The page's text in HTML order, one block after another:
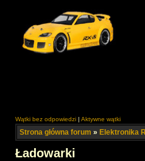
Wątki bez odpowiedzi | Aktywne wątki
Strona główna forum » Elektronika
Ładowarki